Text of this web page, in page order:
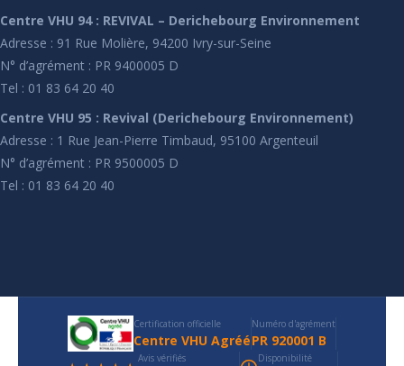
Centre VHU 94 : REVIVAL – Derichebourg Environnement
Adresse : 91 Rue Molière, 94200 Ivry-sur-Seine
N° d’agrément : PR 9400005 D
Tel : 01 83 64 20 40
Centre VHU 95 : Revival (Derichebourg Environnement)
Adresse : 1 Rue Jean-Pierre Timbaud, 95100 Argenteuil
N° d’agrément : PR 9500005 D
Tel : 01 83 64 20 40
Certification officielle
Centre VHU Agréé
Numéro d'agrément
PR 920001 B
Avis vérifiés Disponibilité